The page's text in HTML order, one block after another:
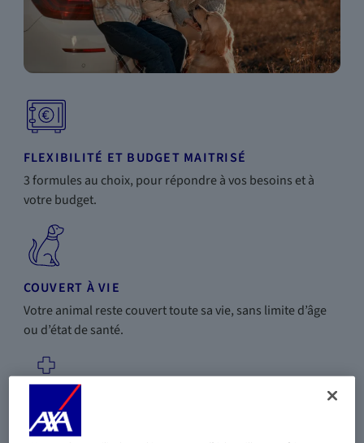
FLEXIBILITÉ ET BUDGET MAITRISÉ
3 formules au choix, pour répondre à vos besoins et à
votre budget.
COUVERT À VIE
Votre animal reste couvert toute sa vie, sans limite d’âge
ou d’état de santé.
PRÉVENTION & ASSISTANCE